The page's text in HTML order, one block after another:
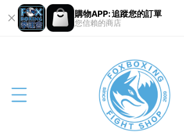
購物APP: 追蹤您的訂單
您信賴的商店